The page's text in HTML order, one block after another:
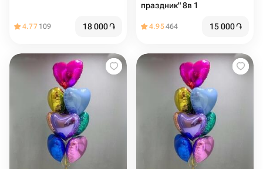
4.77 109 18 000֏
праздник" 8в 1
4.95464 15 000֏